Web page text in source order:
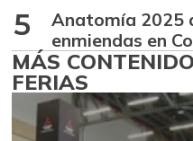
5
Anatomía 2025
enmiendas en
MÁS
FERIAS